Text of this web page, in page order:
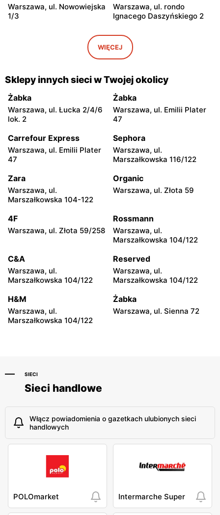
Warszawa, ul. Nowowiejska
1/3
Warszawa, ul. rondo
Ignacego Daszyńskiego 2
Warszawa, ul. Piękna 16 b
Rossmann
Warszawa, ul.
Marszałkowska 28
Rossmann
Warszawa, ul. Senatorska 2
Rossmann
Warszawa, ul. Prosta 68
Rossmann
Warszawa, ul. Mokotowska
Rossmann
Warszawa, ul.
Rossmann
Warszawa, ul. Ludna 1 a
Rossmann
Warszawa, ul. Grójecka 17
Rossmann
Warszawa, ul. Świętojerska
16
Rossmann
Warszawa, ul. Wolska 19/25
Rossmann
Warszawa, ul. Stawki 2 a
Rossmann
Warszawa, ul. Grójecka 64
Warszawa, ul. Puławska 17 Warszawa, ul. Dzika 4
Rossmann Rossmann
WIĘCEJ
Sklepy innych sieci w Twojej okolicy
Żabka
Warszawa, ul. Łucka 2/4/6
lok. 2
Żabka
Warszawa, ul. Emilii Plater
47
Carrefour Express
Warszawa, ul. Emilii Plater
47
Sephora
Warszawa, ul.
Marszałkowska 116/122
Zara
Warszawa, ul.
Marszałkowska 104-122
Organic
Warszawa, ul. Złota 59
4F
Warszawa, ul. Złota 59/258
Rossmann
Warszawa, ul.
Marszałkowska 104/122
C&A
Warszawa, ul.
Marszałkowska 104/122
Reserved
Warszawa, ul.
Marszałkowska 104/122
H&M
Warszawa, ul.
Marszałkowska 104/122
Żabka
Warszawa, ul. Sienna 72
SIECI
Sieci handlowe
Włącz powiadomienia o gazetkach ulubionych sieci
handlowych
POLOmarket Intermarche Super